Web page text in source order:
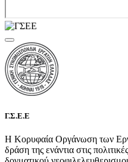
Γ.Σ.Ε.Ε
Η Κορυφαία Οργάνωση των
δράση της ενάντια στις